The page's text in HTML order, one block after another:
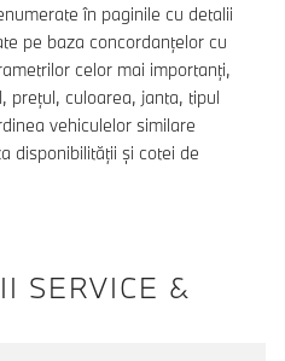
în paginile cu detalii
pe baza concordanțelor cu
celor mai importanți,
prețul, culoarea, janta, tipul
vehiculelor similare
disponibilității și cotei de
SERVICE &